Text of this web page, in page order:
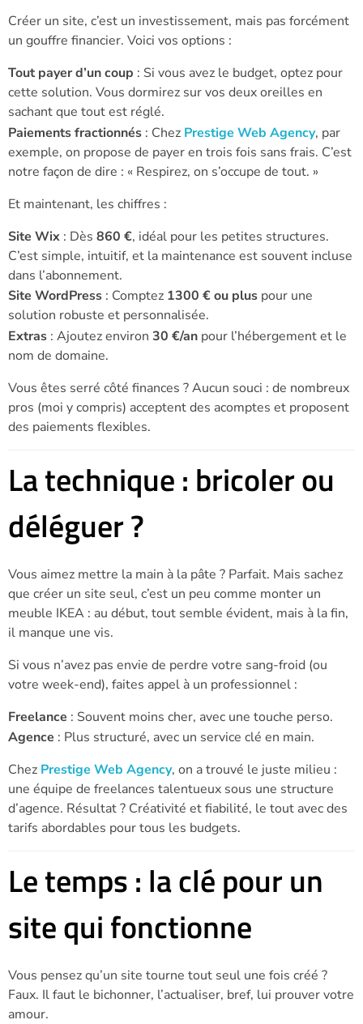
Créer un site, c’est un investissement, mais pas forcément
un gouffre financier. Voici vos options :
Tout payer d’un coup : Si vous avez le budget, optez pour
cette solution. Vous dormirez sur vos deux oreilles en
sachant que tout est réglé.
Paiements fractionnés : Chez Prestige Web Agency, par
exemple, on propose de payer en trois fois sans frais. C’est
notre façon de dire : « Respirez, on s’occupe de tout. »
Et maintenant, les chiffres :
Site Wix : Dès 860 €, idéal pour les petites structures.
C’est simple, intuitif, et la maintenance est souvent incluse
dans l’abonnement.
Site WordPress : Comptez 1300 € ou plus pour une
solution robuste et personnalisée.
Extras : Ajoutez environ 30 €/an pour l’hébergement et le
nom de domaine.
Vous êtes serré côté finances ? Aucun souci : de nombreux
pros (moi y compris) acceptent des acomptes et proposent
des paiements flexibles.
La technique : bricoler ou
déléguer ?
Vous aimez mettre la main à la pâte ? Parfait. Mais sachez
que créer un site seul, c’est un peu comme monter un
meuble IKEA : au début, tout semble évident, mais à la fin,
il manque une vis.
Si vous n’avez pas envie de perdre votre sang-froid (ou
votre week-end), faites appel à un professionnel :
Freelance : Souvent moins cher, avec une touche perso.
Agence : Plus structuré, avec un service clé en main.
Chez Prestige Web Agency, on a trouvé le juste milieu :
une équipe de freelances talentueux sous une structure
d’agence. Résultat ? Créativité et fiabilité, le tout avec des
tarifs abordables pour tous les budgets.
Le temps : la clé pour un
site qui fonctionne
Vous pensez qu’un site tourne tout seul une fois créé ?
Faux. Il faut le bichonner, l’actualiser, bref, lui prouver votre
amour.